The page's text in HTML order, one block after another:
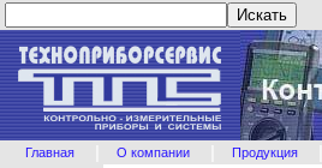
Главная О компании Продукция